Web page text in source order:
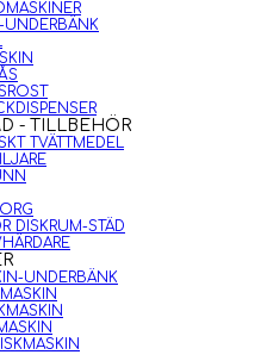
UNDERBÄNK
- TILLBEHÖR
TVÄTTMEDEL
DISKRUM-STÄD
UNDERBÄNK